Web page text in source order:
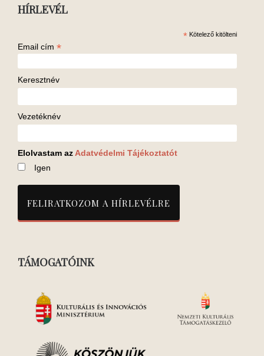
HÍRLEVÉL
* Kötelező kitölteni
Email cím *
Keresztnév
Vezetéknév
Elolvastam az Adatvédelmi Tájékoztatót
Igen
TÁMOGATÓINK